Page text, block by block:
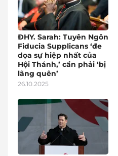
ĐHY. Sarah: Tuyên Ngôn
Fiducia Supplicans ‘đe
dọa sự hiệp nhất của
Hội Thánh,’ cần phải ‘bị
lãng quên’
26.10.2025